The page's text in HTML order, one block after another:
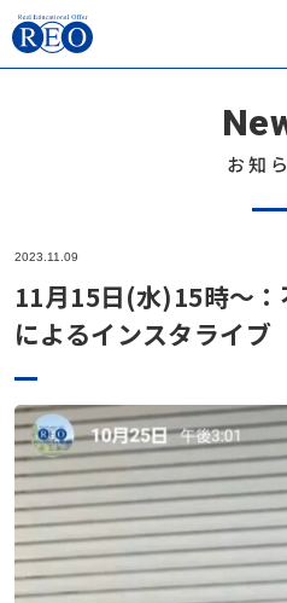
サポート内容
本人向け
会社概要
無料体験
お問い合わせ
お知
2023.11.09
11月15日(水)15時～
によるインスタライブ
子どもの
検
不登校の子どもに進路の話
不登校でゲームをやりすぎ
子どもの不登校を前向き
できる支え方
不登校の子どもへの関わ
親がやりがちなNG行動と
学習面・
検
不登校でも合格可能！高卒
令和8年度から「情報」が
変更点と不登校生への影響
高卒認定の物理基礎が不
の進め方
【埼玉県版】不登校から
親御さん
検
不登校のこどもの味方！
ターの実際と活用事例
の子どもの“空白期間”につ
天才には不登校経験者が
それぞれの才能
不登校の子どもに進路の
おきたい切り出し方と関わ